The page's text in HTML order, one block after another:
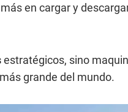
en cargar y
estratégicos, sino
grande del mundo.